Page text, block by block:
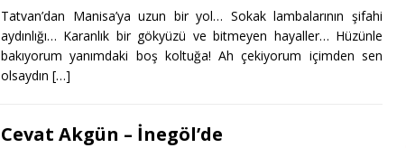
Tatvan’dan Manisa’ya uzun bir yol… Sokak lambalarının şifahi
aydınlığı… Karanlık bir gökyüzü ve bitmeyen hayaller… Hüzünle
bakıyorum yanımdaki boş koltuğa! Ah çekiyorum içimden sen
olsaydın […]
Cevat Akgün – İnegöl’de